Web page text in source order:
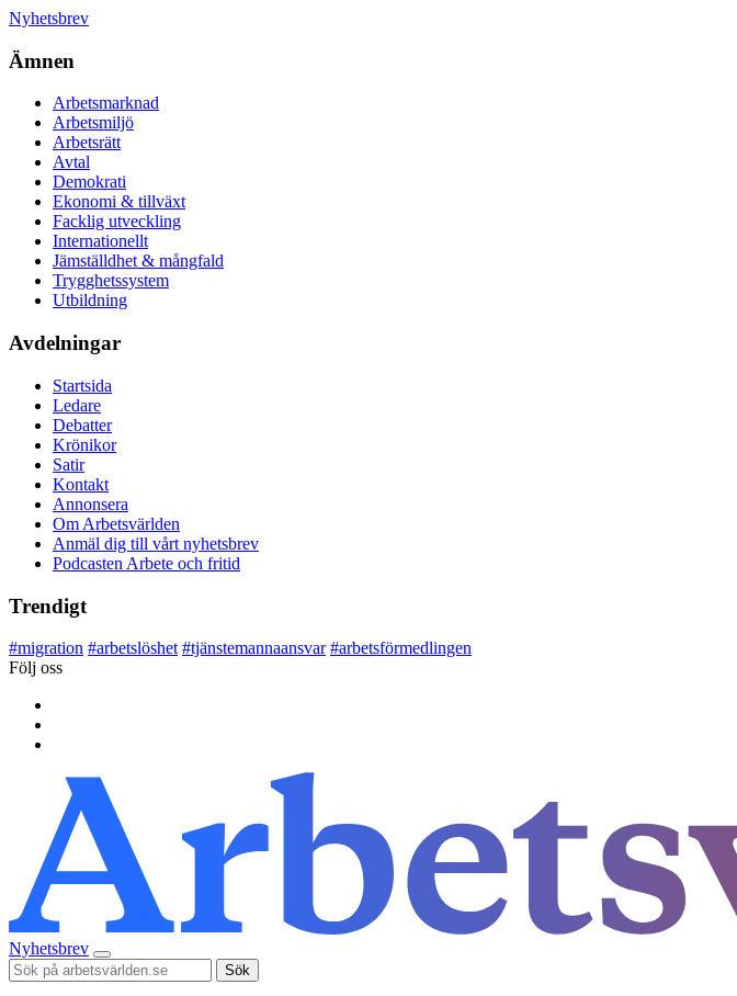
Nyhetsbrev
Ämnen
Arbetsmarknad
Arbetsmiljö
Arbetsrätt
Avtal
Demokrati
Ekonomi & tillväxt
Facklig utveckling
Internationellt
Jämställdhet & mångfald
Trygghetssystem
Utbildning
Avdelningar
Startsida
Ledare
Debatter
Krönikor
Satir
Kontakt
Annonsera
Om Arbetsvärlden
Anmäl dig till vårt nyhetsbrev
Podcasten Arbete och fritid
Trendigt
#migration #arbetslöshet #tjänstemannaansvar #arbetsförmedlingen
Följ oss
Nyhetsbrev
Sök